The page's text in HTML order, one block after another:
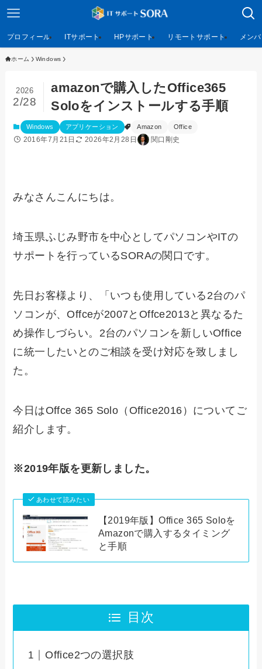
プロフィール ITサポート HPサポート リモートサポート メン
ホーム Windows
amazonで購入したOffice365
Soloをインストールする手順
2026
2/28
Windows アプリケーション Amazon Office
2016年7月21日 2026年2月28日 関口剛史
みなさんこんにちは。
埼玉県ふじみ野市を中心としてパソコンやITの
サポートを行っているSORAの関口です。
先日お客様より、「いつも使用している2台のパ
ソコンが、Offceが2007とOffce2013と異なるた
め操作しづらい。2台のパソコンを新しいOffice
に統一したいとのご相談を受け対応を致しまし
た。
今日はOffce 365 Solo（Office2016）についてご
紹介します。
※2019年版を更新しました。
あわせて読みたい
【2019年版】Office 365 Soloを
Amazonで購入するタイミング
と手順
目次
Office2つの選択肢